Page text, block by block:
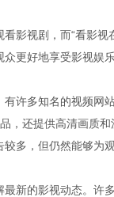
影视剧，而“看影
更好地享受影视娱
许多知名的视频
，还提供高清画质
多，但仍然能够为
新的影视动态。许